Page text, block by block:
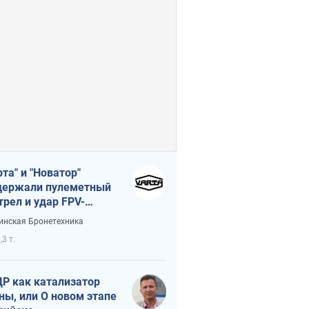
и "Новатор"
пулеметный
и удар FPV-
сохранив жизнь
Бронетехника
т.
как катализатор
или О новом этапе